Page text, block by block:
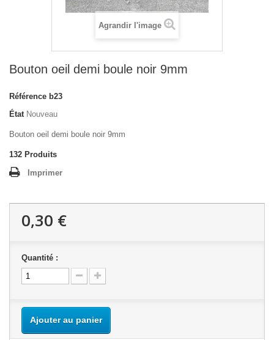
Agrandir l'image
Bouton oeil demi boule noir 9mm
Référence b23
État Nouveau
Bouton oeil demi boule noir 9mm
132 Produits
Imprimer
0,30 €
Quantité :
Ajouter au panier